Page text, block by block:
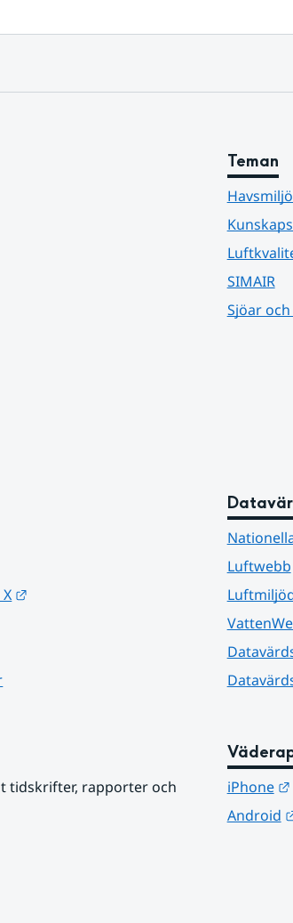
Teman
SIMAIR
Sjöar
Luftwebb
tidskrifter, rapporter och
iPhone
Android